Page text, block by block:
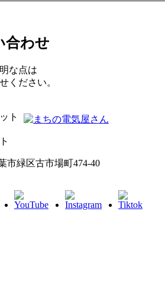
合わせ
な点は
ください。
市緑区古市場町474-40